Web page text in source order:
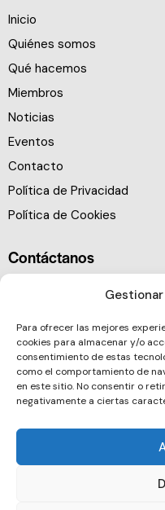
Para ofrecer las mejores
cookies para almacenar y/o
consentimiento de estas
como el comportamiento de
en este sitio. No consentir o
negativamente a ciertas
Inicio
Quiénes somos
Qué hacemos
Miembros
Noticias
Eventos
Contacto
Política de Privacidad
Política de Cookies
Contáctanos